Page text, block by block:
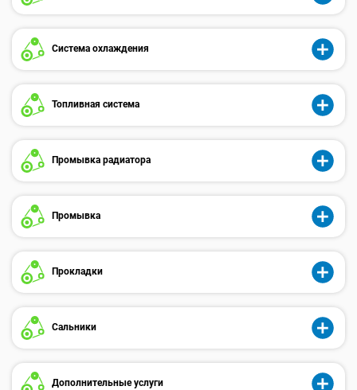
Система охлаждения
Топливная система
Промывка радиатора
Промывка
Прокладки
Сальники
Дополнительные услуги